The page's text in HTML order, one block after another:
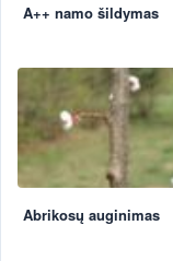
A++ namo šildymas
Abrikosų auginimas